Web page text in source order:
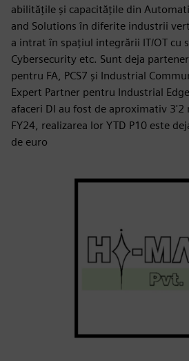
abilitățile și capacitățile din
and Solutions în diferite industrii
a intrat în spațiul integrării IT/OT cu
Cybersecurity etc. Sunt deja
pentru FA, PCS7 și Industrial
Expert Partner pentru Industrial
afaceri DI au fost de aproximativ 3'2
FY24, realizarea lor YTD P10 este
de euro